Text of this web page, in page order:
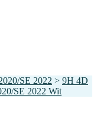
SE 2022 > 9H 4D
SE 2022 Wit